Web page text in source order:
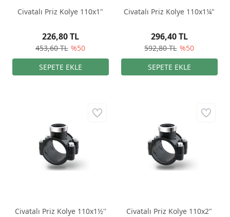
Civatalı Priz Kolye 110x1"
453,60 TL %50
226,80 TL
Civatalı Priz Kolye 110x1¼"
592,80 TL %50
296,40 TL
Civatalı Priz Kolye 110x1½'' Civatalı Priz Kolye 110x2"